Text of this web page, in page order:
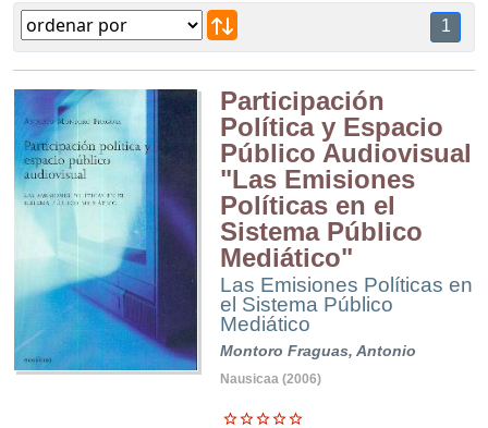
1
Participación
Política y Espacio
Público Audiovisual
"Las Emisiones
Políticas en el
Sistema Público
Mediático"
Las Emisiones Políticas en
el Sistema Público
Mediático
Montoro Fraguas, Antonio
Nausicaa (2006)